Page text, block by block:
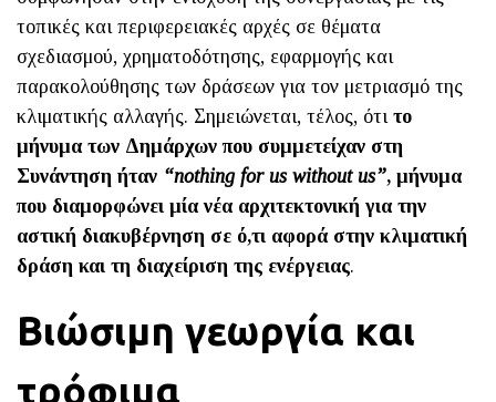
τοπικές και περιφερειακές αρχές σε θέματα
σχεδιασμού, χρηματοδότησης, εφαρμογής και
παρακολούθησης των δράσεων για τον μετριασμό της
κλιματικής αλλαγής. Σημειώνεται, τέλος, ότι το
μήνυμα των Δημάρχων που συμμετείχαν στη
Συνάντηση ήταν “nothing for us without us”, μήνυμα
που διαμορφώνει μία νέα αρχιτεκτονική για την
αστική διακυβέρνηση σε ό,τι αφορά στην κλιματική
δράση και τη διαχείριση της ενέργειας.
Βιώσιμη γεωργία και
τρόφιμα